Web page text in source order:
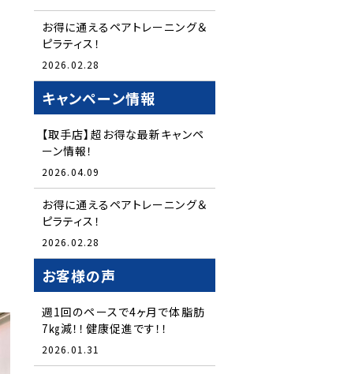
お得に通えるペアトレーニング＆
ピラティス！
2026.02.28
キャンペーン情報
【取手店】超お得な最新キャンペ
ーン情報！
2026.04.09
お得に通えるペアトレーニング＆
ピラティス！
2026.02.28
お客様の声
週1回のペースで4ヶ月で体脂肪
7㎏減！！健康促進です！！
2026.01.31